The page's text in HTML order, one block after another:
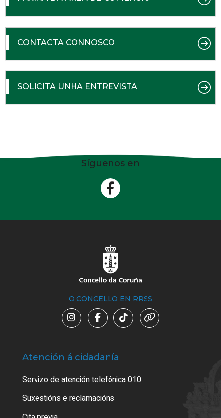
CONTACTA CONNOSCO
SOLICITA UNHA ENTREVISTA
Síguenos en
O CONCELLO EN RRSS
Atención á cidadanía
Servizo de atención telefónica 010
Suxestións e reclamacións